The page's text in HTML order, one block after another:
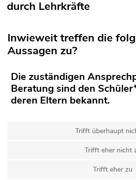
durch Lehrkräfte
Inwieweit treffen die
Aussagen zu?
Die zuständigen
Beratung sind den
deren Eltern bekannt.
Trifft überhaupt
Trifft eher nicht
Trifft eher zu